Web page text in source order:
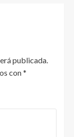
publicada.
con*